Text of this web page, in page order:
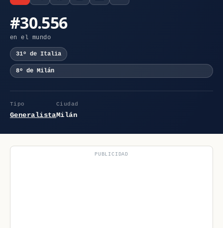
#30.556
en el mundo
31º de Italia
8º de Milán
Tipo
Generalista
Ciudad
Milán
PUBLICIDAD